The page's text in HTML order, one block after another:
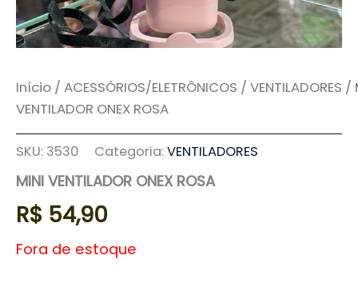
Início / ACESSÓRIOS/ELETRÔNICOS / VENTILADORES /
VENTILADOR ONEX ROSA
SKU: 3530 Categoria:VENTILADORES
MINI VENTILADOR ONEX ROSA
R$ 54,90
Fora de estoque